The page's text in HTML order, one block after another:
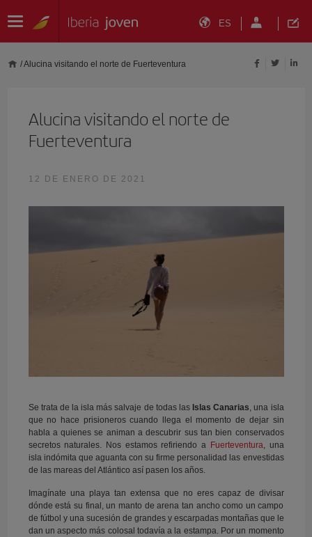
ES
/Alucina visitando el norte de Fuerteventura
Alucina visitando el norte de
Fuerteventura
12 DE ENERO DE 2021
Se trata de la isla más salvaje de todas las Islas Canarias, una isla
que no hace prisioneros cuando llega el momento de dejar sin
habla a quienes se animan a descubrir sus tan bien conservados
secretos naturales. Nos estamos refiriendo a Fuerteventura, una
isla indómita que aguanta con su firme personalidad las envestidas
de las mareas del Atlántico así pasen los años.
Imagínate una playa tan extensa que no eres capaz de divisar
dónde está su final, un manto de arena tan ancho como un campo
de fútbol y una sucesión de grandes y escarpadas montañas que le
dan un aspecto más colosal todavía a la estampa. Por un momento